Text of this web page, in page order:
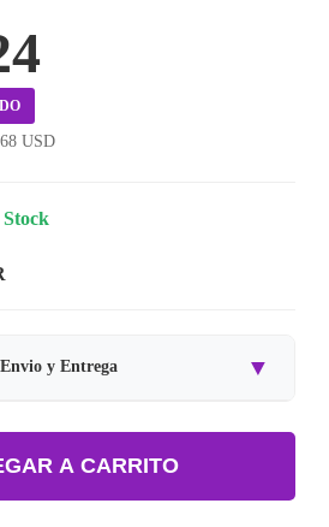
USD
y Entrega ▼
Producto Importado.
Estimado de 7 a 15 dias habiles.
A CARRITO